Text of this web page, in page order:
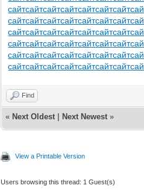
сайтсайтсайтсайтсайтсайтсайт
сайтсайтсайтсайтсайтсайтсайт
сайтсайтсайтсайтсайтсайтсайт
сайтсайтсайтсайтсайтсайтсайт
сайтсайтсайтсайтсайтсайтсайт
сайтсайтсайтсайтсайтсайтсайт
Find
« Next Oldest Next Newest »
View a Printable Version
Users browsing this thread: 1 Guest(s)